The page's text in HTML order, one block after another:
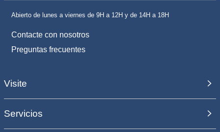
Abierto de lunes a viernes de 9H a 12H y de 14H a 18H
Contacte con nosotros
Preguntas frecuentes
Visite
Servicios